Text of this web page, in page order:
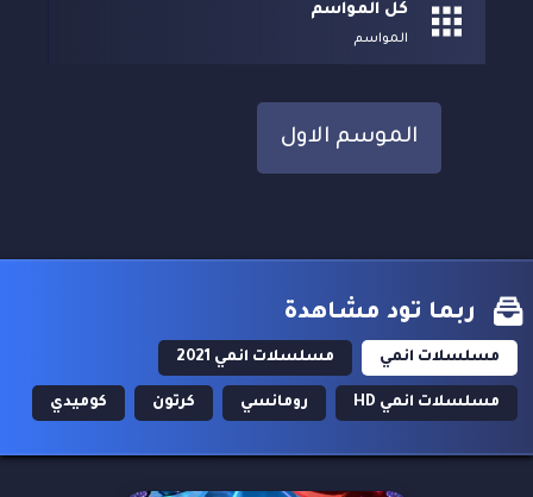
كل المواسم
المواسم
الموسم الاول
ربما تود مشاهدة
مسلسلات انمي مسلسلات انمي 2021
مسلسلات انمي HD رومانسي كرتون كوميدي